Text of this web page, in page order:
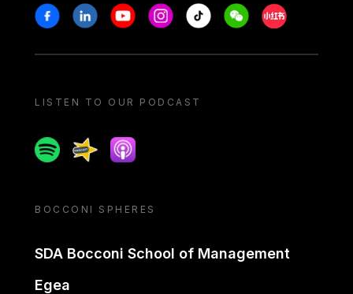
Stay in touch
FacebookLinkedinYoutubeInstagram
Tiktok WeechatXiaohongshu/
LISTEN TO OUR PODCAST
SpotifySpreakerApple podcast
BOCCONI SPHERES
SDA Bocconi School of Management
Egea